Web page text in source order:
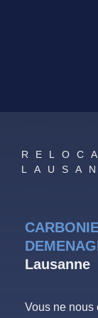
Lausanne
Vous ne nous